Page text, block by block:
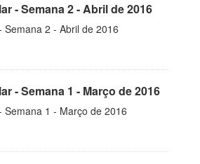
- Semana 2 - Abril de 2016
Semana 2 - Abril de 2016
- Semana 1 - Março de 2016
Semana 1 - Março de 2016